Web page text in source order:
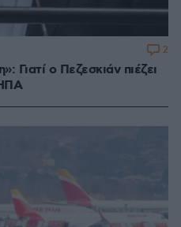
Γιατί ο Πεζεσκιάν πιέζει
2